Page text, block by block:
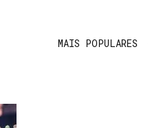
MAIS POPULARES